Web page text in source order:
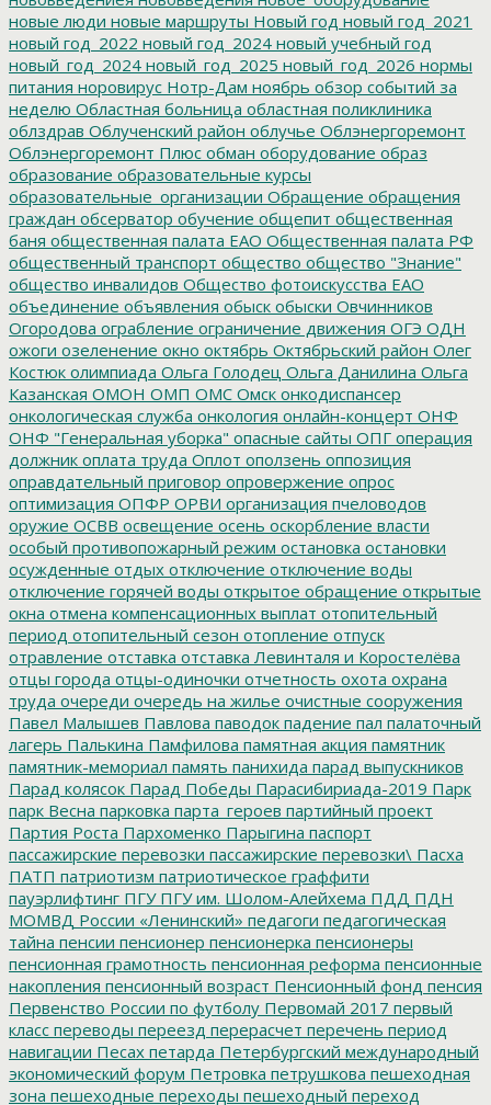
новые люди новые маршруты Новый год новый год_2021
новый год_2022 новый год_2024 новый учебный год
новый_год_2024 новый_год_2025 новый_год_2026 нормы
питания норовирус Нотр-Дам ноябрь обзор событий за
неделю Областная больница областная поликлиника
облздрав Облученский район облучье Облэнергоремонт
Облэнергоремонт Плюс обман оборудование образ
образование образовательные курсы
образовательные_организации Обращение обращения
граждан обсерватор обучение общепит общественная
баня общественная палата ЕАО Общественная палата РФ
общественный транспорт общество общество "Знание"
общество инвалидов Общество фотоискусства ЕАО
объединение объявления обыск обыски Овчинников
Огородова ограбление ограничение движения ОГЭ ОДН
ожоги озеленение окно октябрь Октябрьский район Олег
Костюк олимпиада Ольга Голодец Ольга Данилина Ольга
Казанская ОМОН ОМП ОМС Омск онкодиспансер
онкологическая служба онкология онлайн-концерт ОНФ
ОНФ "Генеральная уборка" опасные сайты ОПГ операция
должник оплата труда Оплот оползень оппозиция
оправдательный приговор опровержение опрос
оптимизация ОПФР ОРВИ организация пчеловодов
оружие ОСВВ освещение осень оскорбление власти
особый противопожарный режим остановка остановки
осужденные отдых отключение отключение воды
отключение горячей воды открытое обращение открытые
окна отмена компенсационных выплат отопительный
период отопительный сезон отопление отпуск
отравление отставка отставка Левинталя и Коростелёва
отцы города отцы-одиночки отчетность охота охрана
труда очереди очередь на жилье очистные сооружения
Павел Малышев Павлова паводок падение пал палаточный
лагерь Палькина Памфилова памятная акция памятник
памятник-мемориал память панихида парад выпускников
Парад колясок Парад Победы Парасибириада-2019 Парк
парк Весна парковка парта_героев партийный проект
Партия Роста Пархоменко Парыгина паспорт
пассажирские перевозки пассажирские перевозки\ Пасха
ПАТП патриотизм патриотическое граффити
пауэрлифтинг ПГУПГУ им. Шолом-Алейхема ПДД ПДН
МОМВД России «Ленинский» педагоги педагогическая
тайна пенсии пенсионер пенсионерка пенсионеры
пенсионная грамотность пенсионная реформа пенсионные
накопления пенсионный возраст Пенсионный фонд пенсия
Первенство России по футболу Первомай 2017 первый
класс переводы переезд перерасчет перечень период
навигации Песах петарда Петербургский международный
экономический форум Петровка петрушкова пешеходная
зона пешеходные переходы пешеходный переход